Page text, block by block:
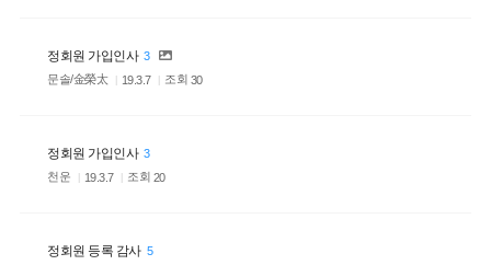
정회원 가입인사 3
문솔/金榮太
19.3.7 조회 30
정회원 가입인사 3
천운
19.3.7 조회 20
정회원 등록 감사 5